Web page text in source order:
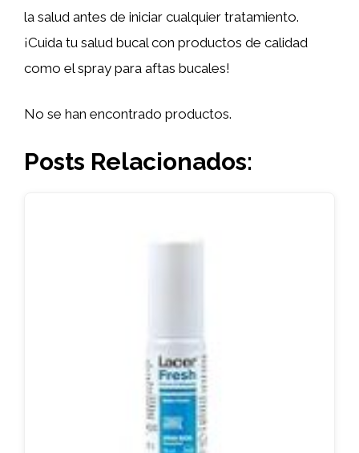
la salud antes de iniciar cualquier tratamiento.
¡Cuida tu salud bucal con productos de calidad
como el spray para aftas bucales!
No se han encontrado productos.
Posts Relacionados: